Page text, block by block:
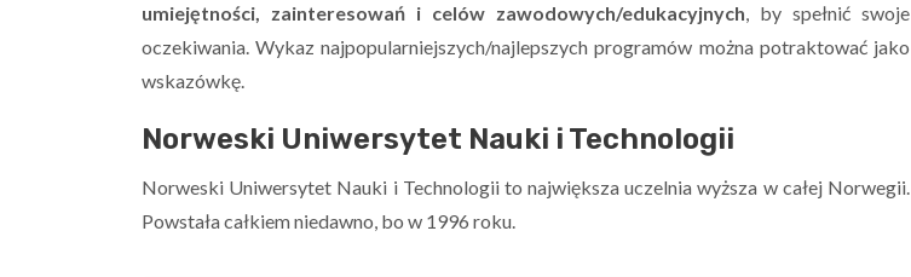
umiejętności, zainteresowań i celów zawodowych/edukacyjnych, by spełnić swoje
oczekiwania. Wykaz najpopularniejszych/najlepszych programów można potraktować jako
wskazówkę.
Norweski Uniwersytet Nauki i Technologii
Norweski Uniwersytet Nauki i Technologii to największa uczelnia wyższa w całej Norwegii.
Powstała całkiem niedawno, bo w 1996 roku.